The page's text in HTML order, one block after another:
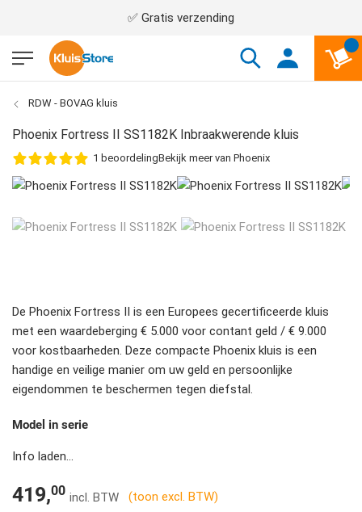
✅ Gratis verzending
RDW - BOVAG kluis
Phoenix Fortress II SS1182K Inbraakwerende kluis
1 beoordelingBekijk meer van Phoenix
419,00 (toon excl. BTW)
De Phoenix Fortress II is een Europees gecertificeerde kluis
met een waardeberging € 5.000 voor contant geld / € 9.000
voor kostbaarheden. Deze compacte Phoenix kluis is een
handige en veilige manier om uw geld en persoonlijke
eigendommen te beschermen tegen diefstal.
Info laden...
Model in serie